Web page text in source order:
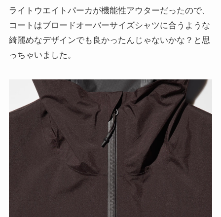
ライトウエイトパーカが機能性アウターだったので、
コートはブロードオーバーサイズシャツに合うような
綺麗めなデザインでも良かったんじゃないかな？と思
っちゃいました。